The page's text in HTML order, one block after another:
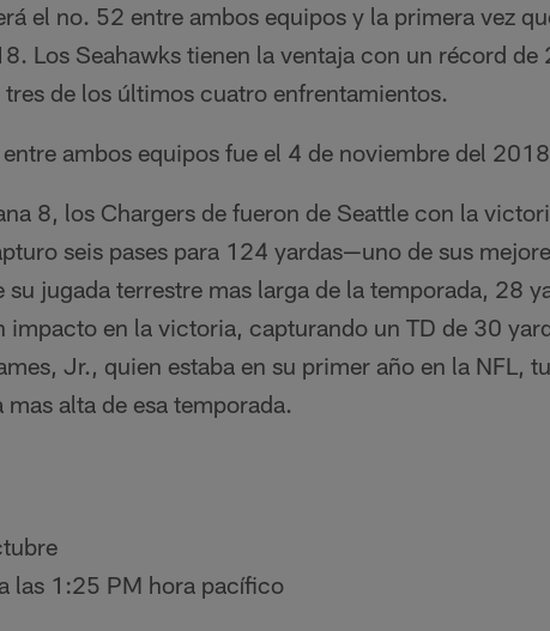
el no. 52 entre ambos equipos y la primera vez
Los Seahawks tienen la ventaja con un récord
de los últimos cuatro enfrentamientos.
ambos equipos fue el 4 de noviembre del
8, los Chargers de fueron de Seattle con la
seis pases para 124 yardas—uno de sus
jugada terrestre mas larga de la temporada, 28
en la victoria, capturando un TD de 30
Jr., quien estaba en su primer año en la NFL,
alta de esa temporada.
las 1:25 PM hora pacífico